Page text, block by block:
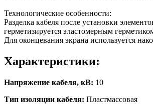
Технологические особенности:
Разделка кабеля после установки
герметизируется эластомерным
Для оконцевания экрана используется
Характеристики:
Напряжение кабеля, кВ: 10
Тип изоляции кабеля: Пластмассовая